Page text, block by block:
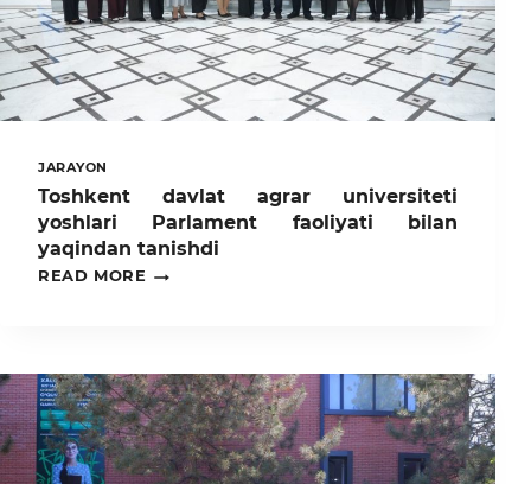
JARAYON
Toshkent davlat agrar universiteti
yoshlari Parlament faoliyati bilan
yaqindan tanishdi
READ MORE
TOSHKENT
PARLAMENT
FAOLIYATI
BILAN
YAQINDAN
TANISHDI